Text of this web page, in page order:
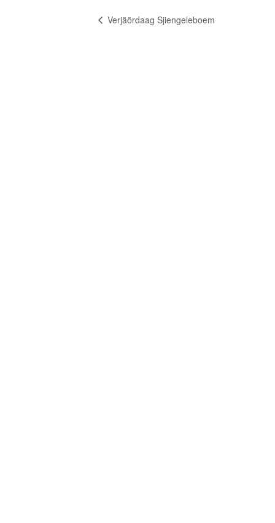
Verjäördaag Sjiengeleboem